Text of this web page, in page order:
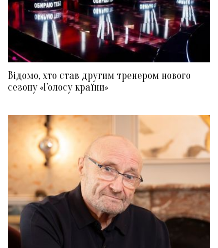
Відомо, хто став другим тренером нового
сезону «Голосу країни»